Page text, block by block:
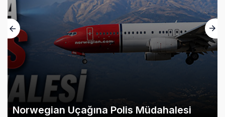
Norwegian Uçağına Polis Müdahalesi